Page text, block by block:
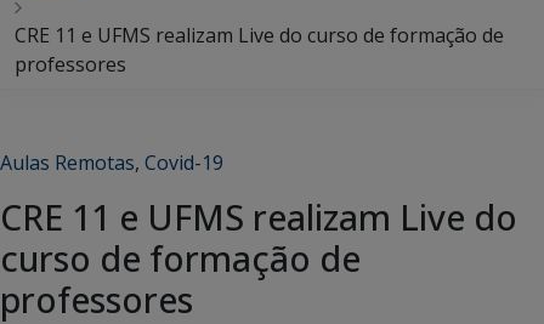
CRE 11 e UFMS realizam Live do curso de formação de
professores
Aulas Remotas, Covid-19
CRE 11 e UFMS realizam Live do
curso de formação de
professores